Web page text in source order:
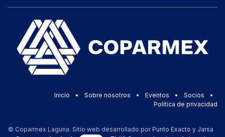
Inicio • Sobre nosotros • Eventos • Socios
•
Política de privacidad
© Coparmex Laguna. Sitio web desarrollado por Punto Exacto y Jarsa